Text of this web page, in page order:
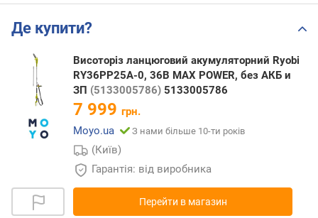
Де купити?
Висоторіз ланцюговий акумуляторний Ryobi
RY36PP25A-0, 36В MAX POWER, без АКБ и
ЗП (5133005786) 5133005786
7 999 грн.
Moyo.ua
З нами більше 10-ти років
(Київ)
Гарантія: від виробника
Перейти в магазин